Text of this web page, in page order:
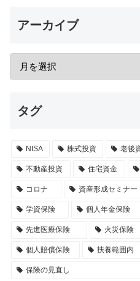
アーカイブ
タグ
NISA 株式投資 老後
不動産投資 住宅資金
コロナ 資産形成セミナー
学資保険 個人年金保険
先進医療保険 火災保険
個人賠償保険 扶養範囲内
保険の見直し